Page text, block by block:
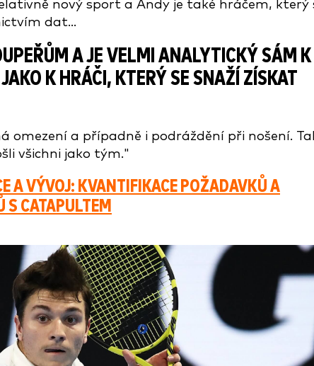
nový sport a Andy je také hráčem, který
dat...
A JE VELMI ANALYTICKÝ SÁM K
K HRÁČI, KTERÝ SE SNAŽÍ ZÍSKAT
omezení a případně i podráždění při nošení.
všichni jako tým."
A VÝVOJ: KVANTIFIKACE POŽADAVKŮ A
S CATAPULTEM